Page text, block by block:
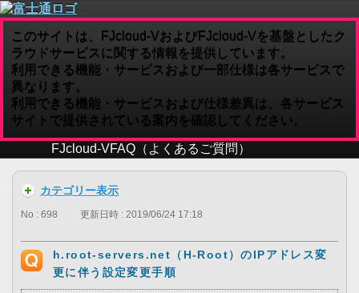
このサイトは、FJcloud-VおよびFJcloud-Vを基盤としたク
ラウドサービスに関する情報を提供しています。
利用できる機能・サービスおよび一部仕様は各サービスで
異なります。
利用できる機能・サービスおよび仕様差異は、各サービス
サイトで提供されている案内を確認してください。
FJcloud-VFAQ（よくあるご質問）
カテゴリー表示
No : 698 更新日時 : 2019/06/24 17:18
h.root-servers.net（H-Root）のIPアドレス変
更に伴う設定変更手順